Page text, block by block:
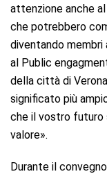
attenzione anche
che potrebbero
diventando
al Public
della città di
significato più
che il vostro futuro
valore».
Durante il